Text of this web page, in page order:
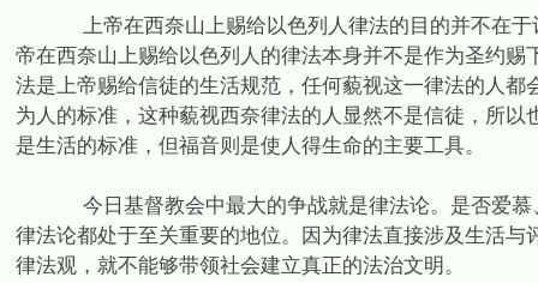
上帝在西奈山上赐给以色列人律法的目的并不在
帝在西奈山上赐给以色列人的律法本身并不是作为圣约
法是上帝赐给信徒的生活规范，任何藐视这一律法的人
为人的标准，这种藐视西奈律法的人显然不是信徒，所
是生活的标准，但福音则是使人得生命的主要工具。
今日基督教会中最大的争战就是律法论。是否爱
律法论都处于至关重要的地位。因为律法直接涉及生活
律法观，就不能够带领社会建立真正的法治文明。